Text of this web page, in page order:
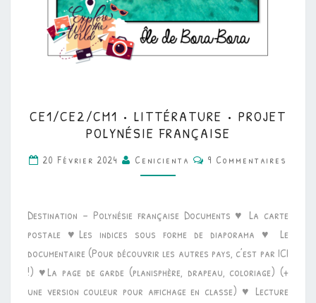
•
LITTÉRATURE
•
PROJET
FRANÇAISE
CE1/CE2/CM1 • LITTÉRATURE • PROJET
POLYNÉSIE FRANÇAISE
20 Février 2024 Cenicienta Commentaires
9 Commentaires
Destination – Polynésie française Documents ♥ La carte
postale ♥Les indices sous forme de diaporama ♥ Le
documentaire (Pour découvrir les autres pays, c’est par ICI
!) ♥La page de garde (planisphère, drapeau, coloriage) (+
une version couleur pour affichage en classe) ♥ Lecture